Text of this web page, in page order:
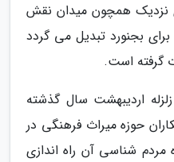
نزدیک همچون میدان نقش
بجنورد تبدیل می گردد
گرفته است.
اردیبهشت سال گذشته
حوزه میراث فرهنگی در
مردم شناسی آن راه اندازی